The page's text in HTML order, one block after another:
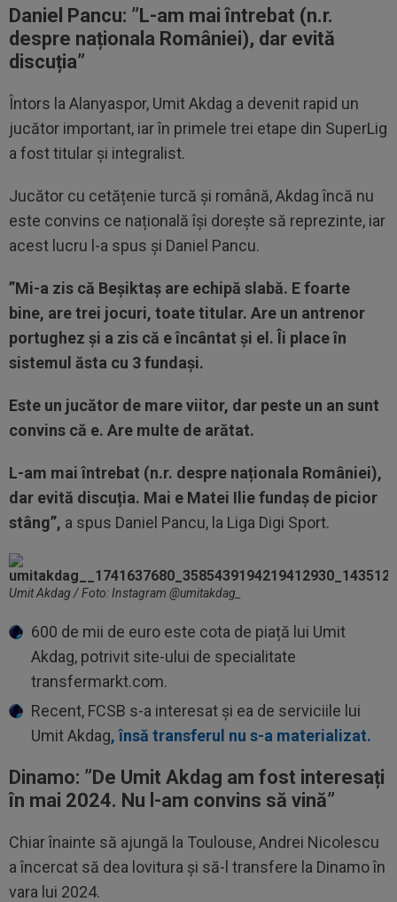
Daniel Pancu: ”L-am mai întrebat (n.r.
despre naționala României), dar evită
discuția”
Întors la Alanyaspor, Umit Akdag a devenit rapid un
jucător important, iar în primele trei etape din SuperLig
a fost titular și integralist.
Jucător cu cetățenie turcă și română, Akdag încă nu
este convins ce națională își dorește să reprezinte, iar
acest lucru l-a spus și Daniel Pancu.
”Mi-a zis că Beșiktaș are echipă slabă. E foarte
bine, are trei jocuri, toate titular. Are un antrenor
portughez și a zis că e încântat și el. Îi place în
sistemul ăsta cu 3 fundași.
Este un jucător de mare viitor, dar peste un an sunt
convins că e. Are multe de arătat.
L-am mai întrebat (n.r. despre naționala României),
dar evită discuția. Mai e Matei Ilie fundaș de picior
stâng”, a spus Daniel Pancu, la Liga Digi Sport.
Umit Akdag / Foto: Instagram @umitakdag_
600 de mii de euro este cota de piață lui Umit
Akdag, potrivit site-ului de specialitate
transfermarkt.com.
Recent, FCSB s-a interesat și ea de serviciile lui
Umit Akdag, însă transferul nu s-a materializat.
Dinamo: ”De Umit Akdag am fost interesați
în mai 2024. Nu l-am convins să vină”
Chiar înainte să ajungă la Toulouse, Andrei Nicolescu
a încercat să dea lovitura și să-l transfere la Dinamo în
vara lui 2024.